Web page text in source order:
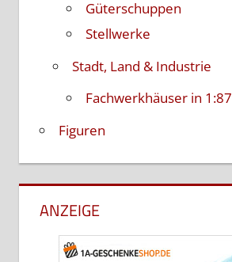
Güterschuppen
Stellwerke
Stadt, Land & Industrie
Fachwerkhäuser in 1:87
Figuren
ANZEIGE